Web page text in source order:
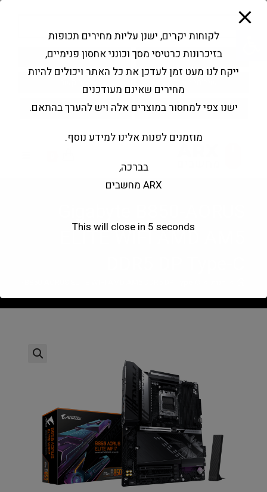
פתח סרגל נגישות
Products
search
החשבון שלי בקשה להצעה
ELITE WIFI AMD AM5
לקוחות יקרים, ישנן עליות מחירים תכופות
בזיכרונות כרטיסי מסך וכונני אחסון פנימיים,
ייקח לנו מעט זמן לעדכן את כל האתר ויכולים להיות
מחירים שאינם מעודכנים
ישנו צפי למחסור במוצרים אלה ויש להערך בהתאם.
מוזמנים לפנות אלינו למידע נוסף.
בברכה,
ARX מחשבים
This will close in 5 seconds